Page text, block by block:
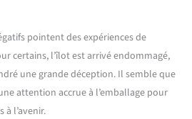
fabrication de meubles en
kits - Articles conformes aux
normes FSC/STD/40/004 v31
DIMENSIONS EN CM, Meuble
îlot : Longueur : 155 Largeur
: 90 Hauteur : 90
pointent des expériences de
certains, l’îlot est arrivé endommagé,
une grande déception. Il semble que
attention accrue à l’emballage pour
l’avenir.